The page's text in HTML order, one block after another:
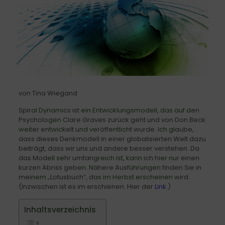
von Tina Wiegand
Spiral Dynamics ist ein Entwicklungsmodell, das auf den
Psychologen Clare Graves zurück geht und von Don Beck
weiter entwickelt und veröffentlicht wurde. Ich glaube,
dass dieses Denkmodell in einer globalisierten Welt dazu
beiträgt, dass wir uns und andere besser verstehen. Da
das Modell sehr umfangreich ist, kann ich hier nur einen
kurzen Abriss geben. Nähere Ausführungen finden Sie in
meinem „Lotusbuch“, das im Herbst erscheinen wird.
(Inzwischen ist es im erschienen. Hier der Link.)
Inhaltsverzeichnis